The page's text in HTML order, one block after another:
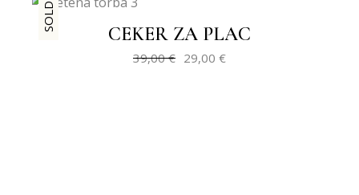
SALE
SOLD
CEKER ZA PLAC
39,00€
Izvorna 29,00 €
Trenutna